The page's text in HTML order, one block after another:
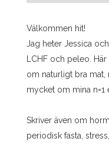
Välkommen hit!
Jag heter Jessica
LCHF och peleo.
om naturligt bra mat,
mycket om mina n=1
Skriver även om
periodisk fasta,